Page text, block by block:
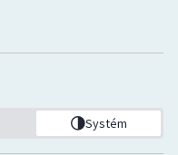
Systém